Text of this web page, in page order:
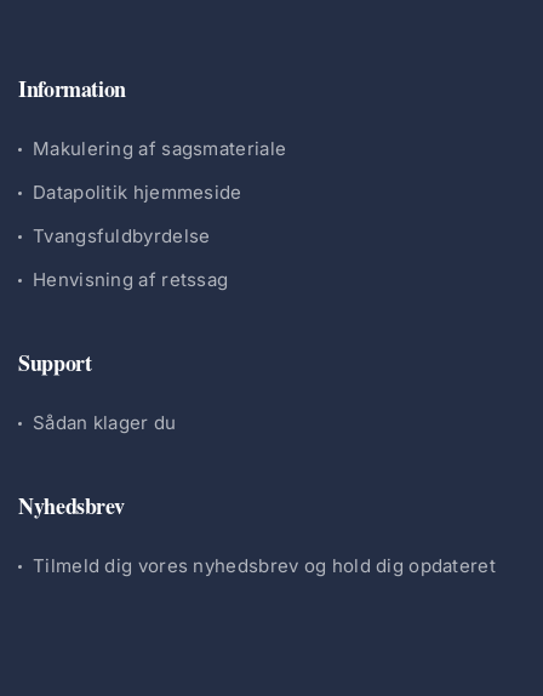
Information
Makulering af sagsmateriale
Datapolitik hjemmeside
Tvangsfuldbyrdelse
Henvisning af retssag
Support
Sådan klager du
Nyhedsbrev
Tilmeld dig vores nyhedsbrev og hold dig opdateret